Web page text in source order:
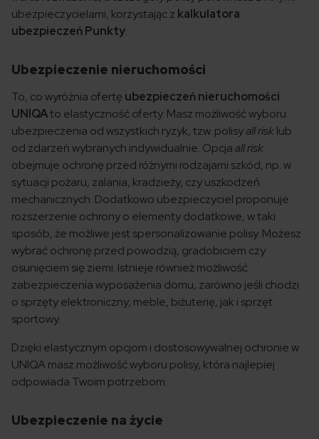
ubezpieczycielami, korzystając z kalkulatora
ubezpieczeń Punkty.
Ubezpieczenie nieruchomości
To, co wyróżnia ofertę ubezpieczeń nieruchomości
UNIQAto elastyczność oferty. Masz możliwość wyboru
ubezpieczenia od wszystkich ryzyk, tzw. polisyall risklub
od zdarzeń wybranych indywidualnie. Opcjaall risk
obejmuje ochronę przed różnymi rodzajami szkód, np. w
sytuacji pożaru, zalania, kradzieży, czy uszkodzeń
mechanicznych. Dodatkowo ubezpieczyciel proponuje
rozszerzenie ochrony o elementy dodatkowe, w taki
sposób, że możliwe jest spersonalizowanie polisy. Możesz
wybrać ochronę przed powodzią, gradobiciem czy
osunięciem się ziemi. Istnieje również możliwość
zabezpieczenia wyposażenia domu, zarówno jeśli chodzi
o sprzęty elektroniczny, meble, biżuterię, jak i sprzęt
sportowy.
Dzięki elastycznym opcjom i dostosowywalnej ochronie w
UNIQA masz możliwość wyboru polisy, która najlepiej
odpowiada Twoim potrzebom.
Ubezpieczenie na życie